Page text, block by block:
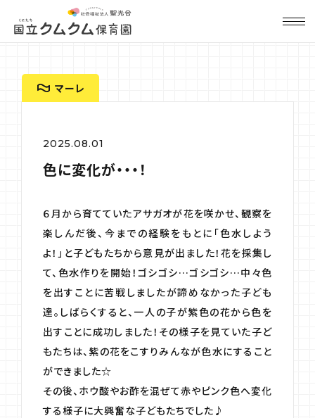
マーレ
2025.08.01
色に変化が・・・！
６月から育てていたアサガオが花を咲かせ、観察を
楽しんだ後、今までの経験をもとに「色水しよう
よ！」と子どもたちから意見が出ました！花を採集し
て、色水作りを開始！ゴシゴシ…ゴシゴシ…中々色
を出すことに苦戦しましたが諦めなかった子ども
達。しばらくすると、一人の子が紫色の花から色を
出すことに成功しました！その様子を見ていた子ど
もたちは、紫の花をこすりみんなが色水にすること
ができました☆
その後、ホウ酸やお酢を混ぜて赤やピンク色へ変化
する様子に大興奮な子どもたちでした♪